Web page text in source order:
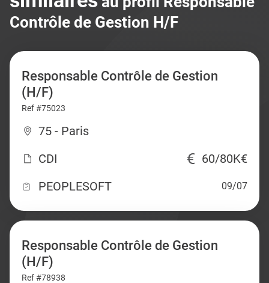
Contrôle de Gestion H/F
Responsable Contrôle de Gestion
(H/F)
Ref #75023
75 - Paris
CDI
60/80K€
PEOPLESOFT
09/07
Responsable Contrôle de Gestion
(H/F)
Ref #78938